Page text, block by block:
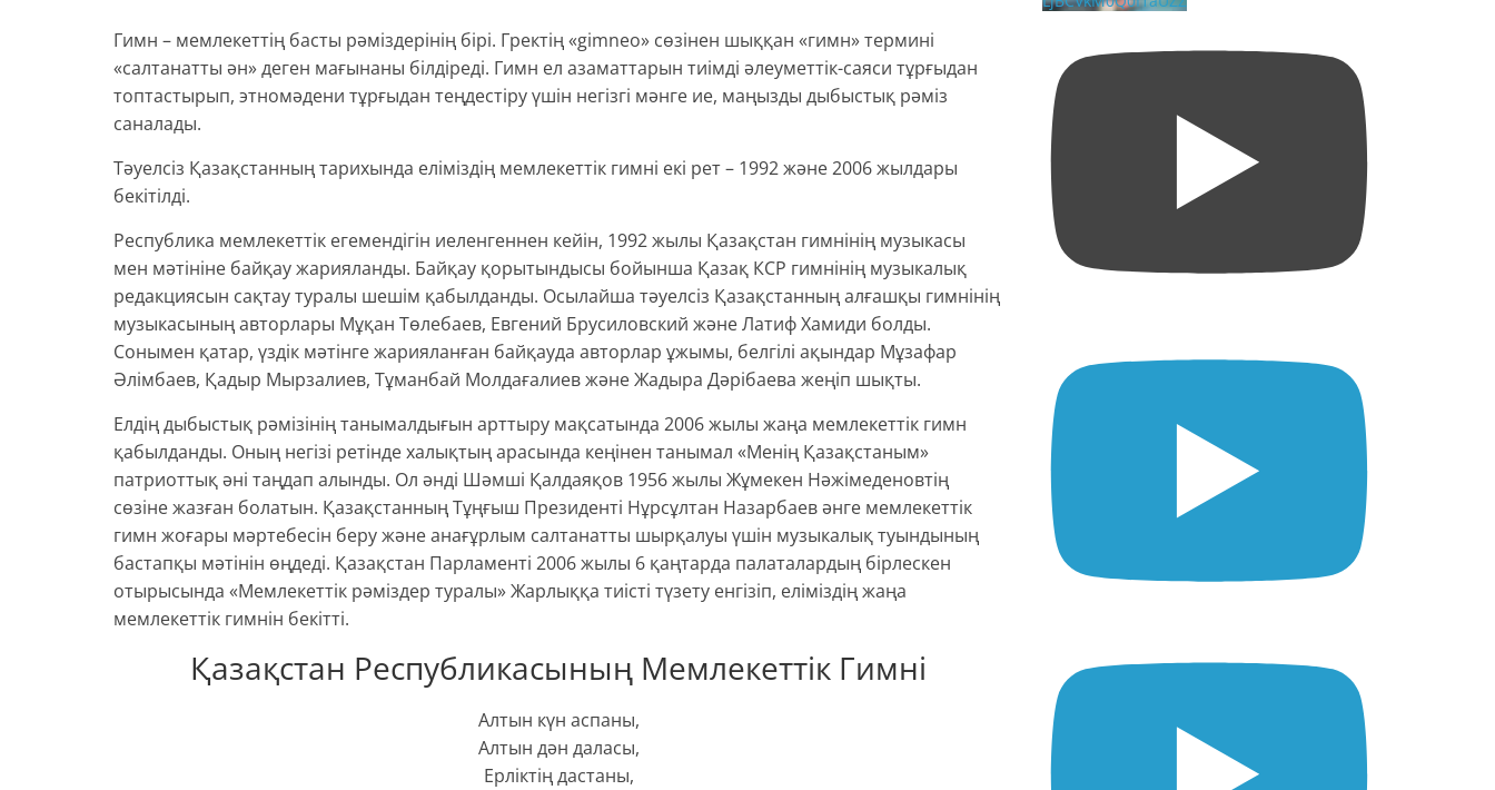
Гимн – мемлекеттің басты рәміздерінің бірі. Гректің «gimneo» сөзінен шыққан «гимн» термині
«салтанатты ән» деген мағынаны білдіреді. Гимн ел азаматтарын тиімді әлеуметтік-саяси тұрғыдан
топтастырып, этномәдени тұрғыдан теңдестіру үшін негізгі мәнге ие, маңызды дыбыстық рәміз
саналады.
Тәуелсіз Қазақстанның тарихында еліміздің мемлекеттік гимні екі рет – 1992 және 2006 жылдары
бекітілді.
Республика мемлекеттік егемендігін иеленгеннен кейін, 1992 жылы Қазақстан гимнінің музыкасы
мен мәтініне байқау жарияланды. Байқау қорытындысы бойынша Қазақ КСР гимнінің музыкалық
редакциясын сақтау туралы шешім қабылданды. Осылайша тәуелсіз Қазақстанның алғашқы гимнінің
музыкасының авторлары Мұқан Төлебаев, Евгений Брусиловский және Латиф Хамиди болды.
Сонымен қатар, үздік мәтінге жарияланған байқауда авторлар ұжымы, белгілі ақындар Мұзафар
Әлімбаев, Қадыр Мырзалиев, Тұманбай Молдағалиев және Жадыра Дәрібаева жеңіп шықты.
Елдің дыбыстық рәмізінің танымалдығын арттыру мақсатында 2006 жылы жаңа мемлекеттік гимн
қабылданды. Оның негізі ретінде халықтың арасында кеңінен танымал «Менің Қазақстаным»
патриоттық әні таңдап алынды. Ол әнді Шәмші Қалдаяқов 1956 жылы Жұмекен Нәжімеденовтің
сөзіне жазған болатын. Қазақстанның Тұңғыш Президенті Нұрсұлтан Назарбаев әнге мемлекеттік
гимн жоғары мәртебесін беру және анағұрлым салтанатты шырқалуы үшін музыкалық туындының
бастапқы мәтінін өңдеді. Қазақстан Парламенті 2006 жылы 6 қаңтарда палаталардың бірлескен
отырысында «Мемлекеттік рәміздер туралы» Жарлыққа тиісті түзету енгізіп, еліміздің жаңа
мемлекеттік гимнін бекітті.
Қазақстан Республикасының Мемлекеттік Гимні
Алтын күн аспаны,
Алтын дән даласы,
Ерліктің дастаны,